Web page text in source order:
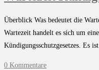
Überblick Was bedeutet die
Wartezeit handelt es sich um
Kündigungsschutzgesetzes. Es
0 Kommentare